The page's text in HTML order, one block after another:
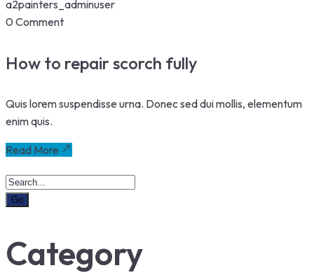
a2painters_adminuser
0 Comment
How to repair scorch fully
Quis lorem suspendisse urna. Donec sed dui mollis, elementum
enim quis.
Read More
Category